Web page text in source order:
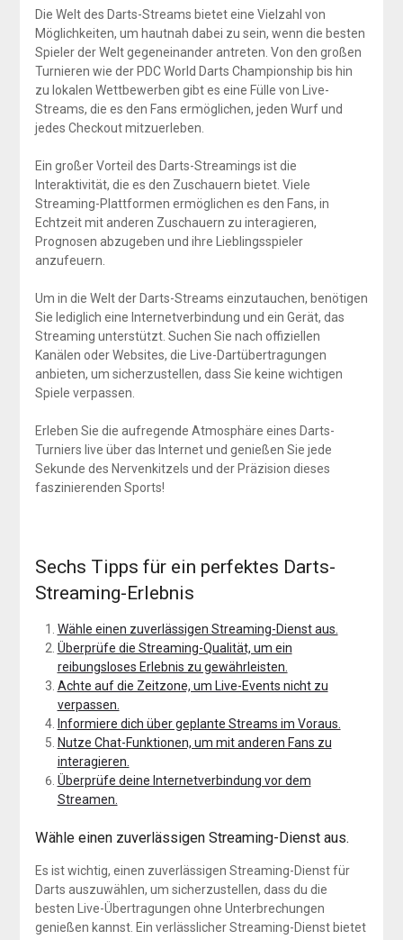
Die Welt des Darts-Streams bietet eine Vielzahl von
Möglichkeiten, um hautnah dabei zu sein, wenn die besten
Spieler der Welt gegeneinander antreten. Von den großen
Turnieren wie der PDC World Darts Championship bis hin
zu lokalen Wettbewerben gibt es eine Fülle von Live-
Streams, die es den Fans ermöglichen, jeden Wurf und
jedes Checkout mitzuerleben.
Ein großer Vorteil des Darts-Streamings ist die
Interaktivität, die es den Zuschauern bietet. Viele
Streaming-Plattformen ermöglichen es den Fans, in
Echtzeit mit anderen Zuschauern zu interagieren,
Prognosen abzugeben und ihre Lieblingsspieler
anzufeuern.
Um in die Welt der Darts-Streams einzutauchen, benötigen
Sie lediglich eine Internetverbindung und ein Gerät, das
Streaming unterstützt. Suchen Sie nach offiziellen
Kanälen oder Websites, die Live-Dartübertragungen
anbieten, um sicherzustellen, dass Sie keine wichtigen
Spiele verpassen.
Erleben Sie die aufregende Atmosphäre eines Darts-
Turniers live über das Internet und genießen Sie jede
Sekunde des Nervenkitzels und der Präzision dieses
faszinierenden Sports!
Sechs Tipps für ein perfektes Darts-
Streaming-Erlebnis
Wähle einen zuverlässigen Streaming-Dienst aus.
Überprüfe die Streaming-Qualität, um ein
reibungsloses Erlebnis zu gewährleisten.
Achte auf die Zeitzone, um Live-Events nicht zu
verpassen.
Informiere dich über geplante Streams im Voraus.
Nutze Chat-Funktionen, um mit anderen Fans zu
interagieren.
Überprüfe deine Internetverbindung vor dem
Streamen.
Wähle einen zuverlässigen Streaming-Dienst aus.
Es ist wichtig, einen zuverlässigen Streaming-Dienst für
Darts auszuwählen, um sicherzustellen, dass du die
besten Live-Übertragungen ohne Unterbrechungen
genießen kannst. Ein verlässlicher Streaming-Dienst bietet